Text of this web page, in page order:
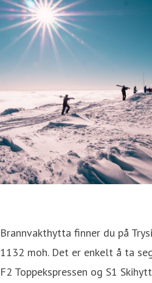
Brannvakthytta finner du på
1132 moh. Det er enkelt å ta
F2 Toppekspressen og S1